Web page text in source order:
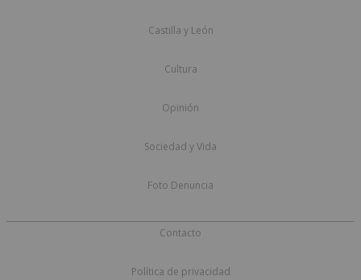
Castilla y León
Cultura
Opinión
Sociedad y Vida
Foto Denuncia
Contacto
Política de privacidad